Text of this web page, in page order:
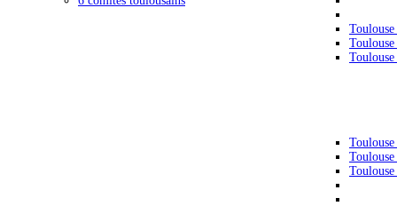
Toulouse
Toulouse
Toulouse